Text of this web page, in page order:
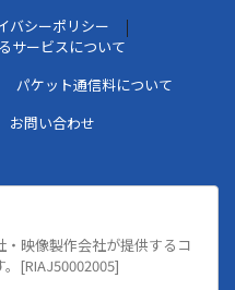
バシーポリシー
サービスについて
パケット通信料について
お問い合わせ
映像製作会社が提供するコ
[RIAJ50002005]